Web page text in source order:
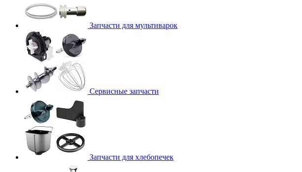
Запчасти для мультиварок
Сервисные запчасти
Запчасти для хлебопечек